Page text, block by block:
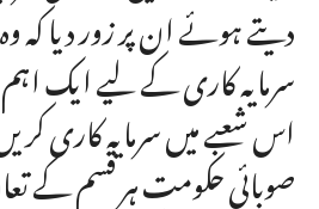
دیتے ہوئے ان پر زور دیا کہ
سرمایہ کاری کے لیے ایک
اس شعبے میں سرمایہ کاری
صوبائی حکومت ہر قسم کے